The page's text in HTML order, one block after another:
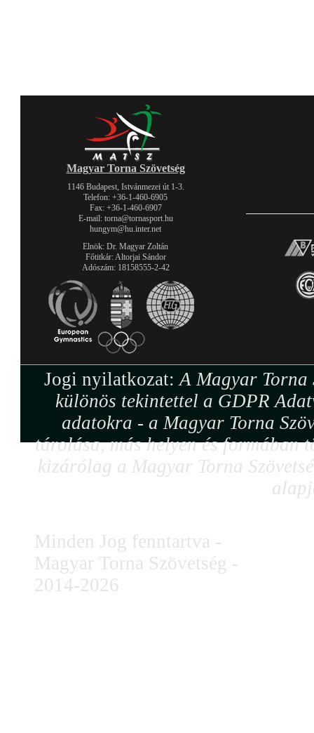
Magyar Torna Szövetség
1146 Budapest, Istvánmezei út 1-3.
Telefon: +36-1-460-6905
Fax: +36-1-460-6907
E-mail: torna@tornasport.hu
hungym@hu.inter.net
Elnök: Dr. Magyar Zoltán
Főtitkár: Altorjai Sándor
Adószám: 18158555-2-42
Jogi nyilatkozat:A Magyar Torna
különös tekintettel a GDPR
adatokra - a Magyar Torna
tárolása, más helyen és formában
kizárólag a Magyar Torna
Minden Jog fenntartva -
Magyar Torna Szövetség -
2014-2026